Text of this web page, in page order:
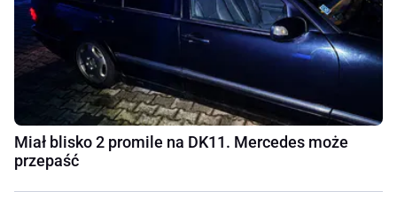
Miał blisko 2 promile na DK11. Mercedes może
przepaść